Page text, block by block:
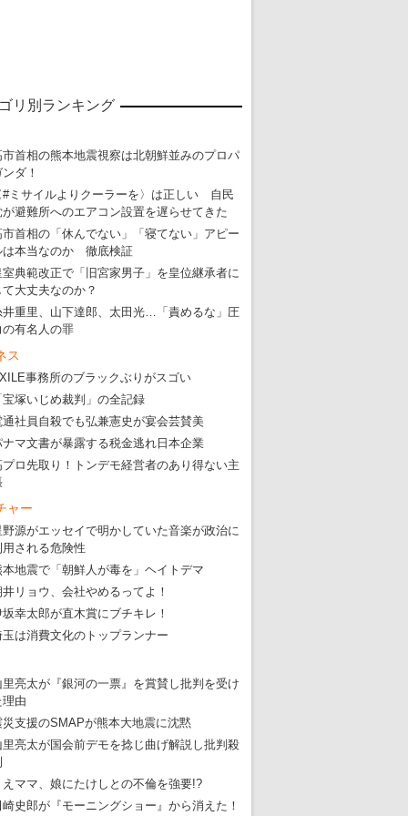
リ別ランキング
市首相の熊本地震視察は北朝鮮並みのプロパ
ンダ！
#ミサイルよりクーラーを〉は正しい 自民
が避難所へのエアコン設置を遅らせてきた
市首相の「休んでない」「寝てない」アピー
は本当なのか 徹底検証
室典範改正で「旧宮家男子」を皇位継承者に
て大丈夫なのか？
井重里、山下達郎、太田光…「責めるな」圧
の有名人の罪
ス
事務所のブラックぶりがスゴい
宝塚いじめ裁判」の全記録
通社員自殺でも弘兼憲史が宴会芸賛美
ナマ文書が暴露する税金逃れ日本企業
プロ先取り！トンデモ経営者のあり得ない主
ャー
野源がエッセイで明かしていた音楽が政治に
用される危険性
本地震で「朝鮮人が毒を」ヘイトデマ
井リョウ、会社やめるってよ！
坂幸太郎が直木賞にブチキレ！
玉は消費文化のトップランナー
里亮太が『銀河の一票』を賞賛し批判を受け
理由
災支援のSMAPが熊本大地震に沈黙
里亮太が国会前デモを捻じ曲げ解説し批判殺
えママ、娘にたけしとの不倫を強要!?
崎史郎が『モーニングショー』から消えた！